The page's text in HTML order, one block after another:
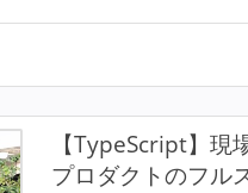
【TypeScript】現
プロダクトのフル